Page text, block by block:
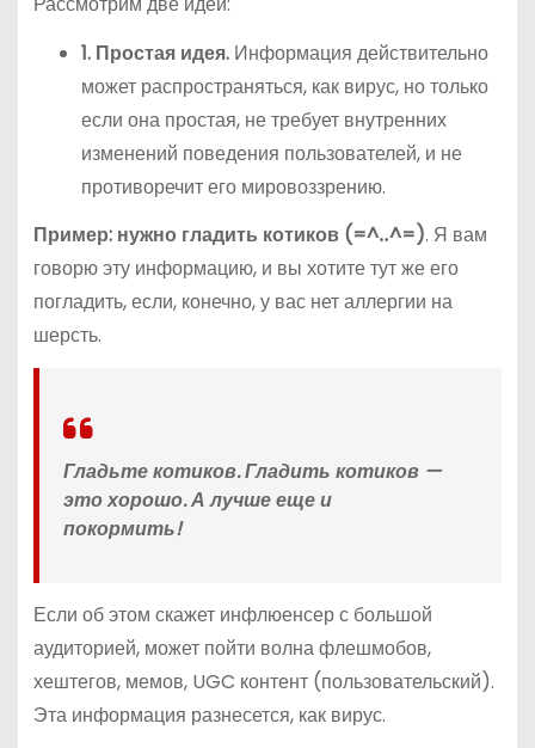
1. Простая идея.Информация действительно
может распространяться, как вирус, но только
если она простая, не требует внутренних
изменений поведения пользователей, и не
противоречит его мировоззрению.
Пример: нужно гладить котиков (=^‥^=). Я вам
говорю эту информацию, и вы хотите тут же его
погладить, если, конечно, у вас нет аллергии на
шерсть.
Гладьте котиков. Гладить котиков —
это хорошо. А лучше еще и
покормить!
Если об этом скажет инфлюенсер с большой
аудиторией, может пойти волна флешмобов,
хештегов, мемов, UGC контент (пользовательский).
Эта информация разнесется, как вирус.